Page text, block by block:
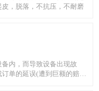
，脱落，不抗压，不耐磨
内，而导致设备出现故
单的延误(遭到巨额的赔